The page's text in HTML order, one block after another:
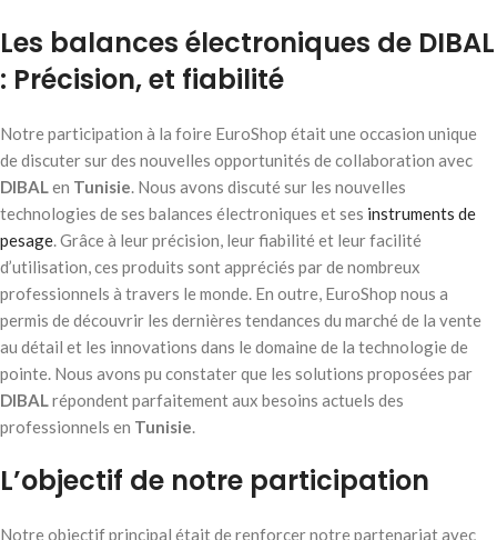
Les balances électroniques de DIBAL
: Précision, et fiabilité
Notre participation à la foire EuroShop était une occasion unique
de discuter sur des nouvelles opportunités de collaboration avec
DIBALen Tunisie. Nous avons discuté sur les nouvelles
technologies de ses balances électroniques et ses instruments de
pesage. Grâce à leur précision, leur fiabilité et leur facilité
d’utilisation, ces produits sont appréciés par de nombreux
professionnels à travers le monde. En outre, EuroShop nous a
permis de découvrir les dernières tendances du marché de la vente
au détail et les innovations dans le domaine de la technologie de
pointe. Nous avons pu constater que les solutions proposées par
DIBALrépondent parfaitement aux besoins actuels des
professionnels en Tunisie.
L’objectif de notre participation
Notre objectif principal était de renforcer notre partenariat avec